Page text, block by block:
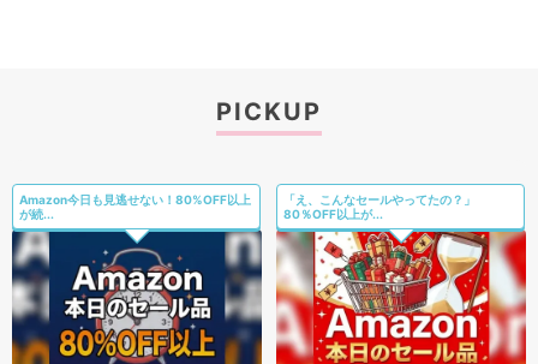
PICKUP
Amazon今日も見逃せない！80%OFF以上
が続...
「え、こんなセールやってたの？」
80％OFF以上が...